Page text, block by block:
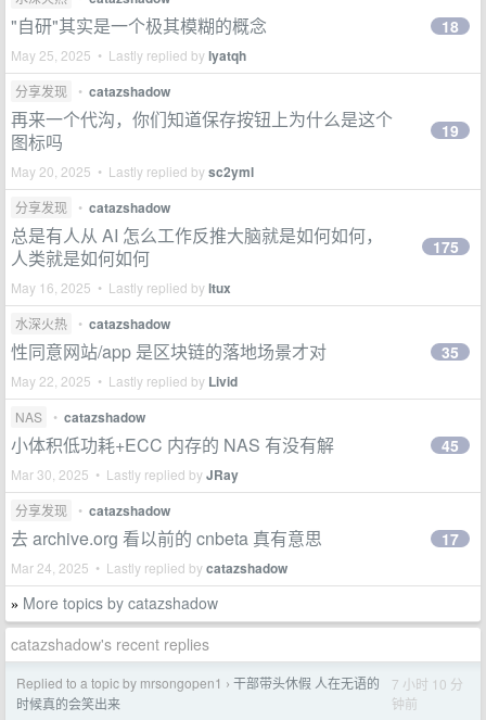
"自研"其实是一个极其模糊的概念
May 25, 2025 • Lastly replied bylyatqh
18
分享发现 • catazshadow
再来一个代沟，你们知道保存按钮上为什么是这个
图标吗
May 20, 2025 • Lastly replied bysc2yml
19
分享发现 • catazshadow
总是有人从 AI 怎么工作反推大脑就是如何如何，
人类就是如何如何
May 16, 2025 • Lastly replied byltux
175
水深火热 • catazshadow
性同意网站/app 是区块链的落地场景才对
May 22, 2025 • Lastly replied by Livid
35
NAS • catazshadow
小体积低功耗+ECC 内存的 NAS 有没有解
Mar 30, 2025 • Lastly replied byJRay
45
分享发现 • catazshadow
去 archive.org 看以前的 cnbeta 真有意思
Mar 24, 2025 • Lastly replied bycatazshadow
17
» More topics by catazshadow
catazshadow's recent replies
Replied to a topic by mrsongopen1 › 干部带头休假 人在无语的
时候真的会笑出来
7 小时 10 分
钟前